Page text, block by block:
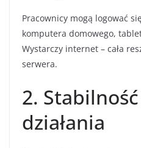
Pracownicy mogą logować
komputera domowego,
Wystarczy internet – cała
serwera.
2.
działania